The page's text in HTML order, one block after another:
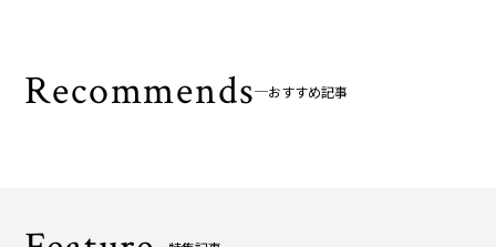
Recommends おすすめ記事